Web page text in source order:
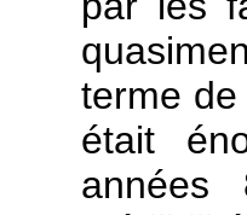
terme
était